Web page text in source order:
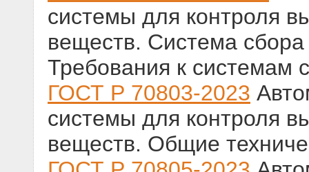
системы для контроля
веществ. Система
Требования к системам
ГОСТ Р 70803-2023
системы для контроля
веществ. Общие